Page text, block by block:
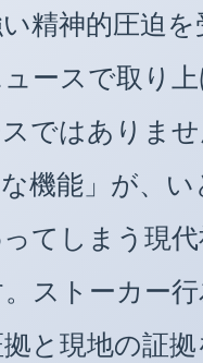
精神的圧迫
ースで取り
ではありま
機能」が、
てしまう現
ストーカー行
と現地の証